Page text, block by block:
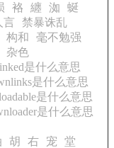
袼 纏 洳
蜒
言
禁暴诛乱
构和
毫不勉强
杂色
是什么意思
是什么意思
是什么意思
是什么意思
胡 右 宠 堂